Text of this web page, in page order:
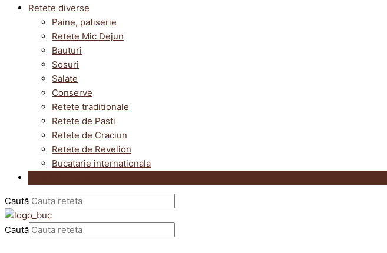
Retete diverse
Paine, patiserie
Retete Mic Dejun
Bauturi
Sosuri
Salate
Conserve
Retete traditionale
Retete de Pasti
Retete de Craciun
Retete de Revelion
Bucatarie internationala
Caută
Caută